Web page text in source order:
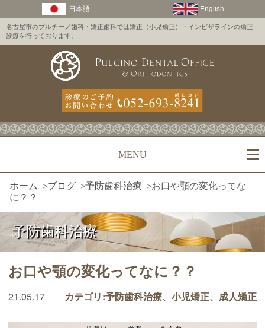
名古屋市のプルチーノ歯科・矯正歯科では矯正（小児矯正）・インビザラインの矯正
診療を行っております。
MENU
ホーム >ブログ >予防歯科治療 >お口や顎の変化ってな
に？？
予防歯科治療
お口や顎の変化ってなに？？
21.05.17 カテゴリ:予防歯科治療 小児矯正 成人矯正